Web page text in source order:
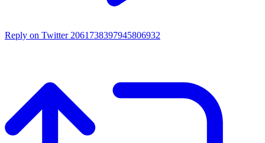
Reply on Twitter 2061738397945806932